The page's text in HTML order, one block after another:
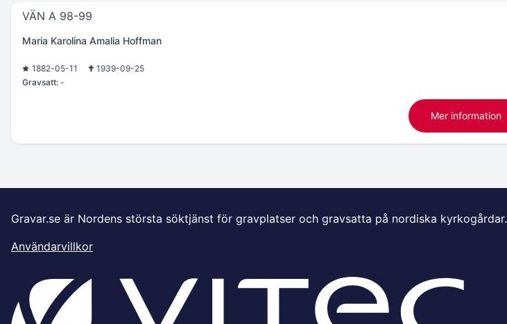
VÄN A 98-99
Maria Karolina Amalia Hoffman
1882-05-11
1939-09-25
Gravsatt: -
Mer information
Gravar.se är Nordens största söktjänst för gravplatser och gravsatta på nordiska kyrkogårdar.
Användarvillkor